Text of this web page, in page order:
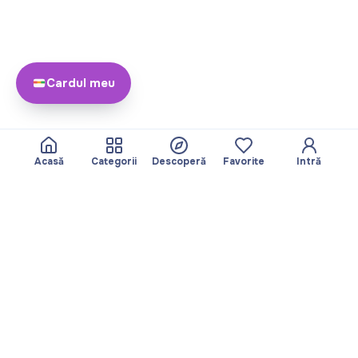
Acasă Categorii Descoperă Favorite Intră
Cardul meu